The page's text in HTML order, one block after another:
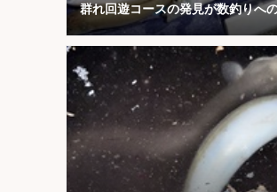
群れ回遊コースの発見が数釣りへ